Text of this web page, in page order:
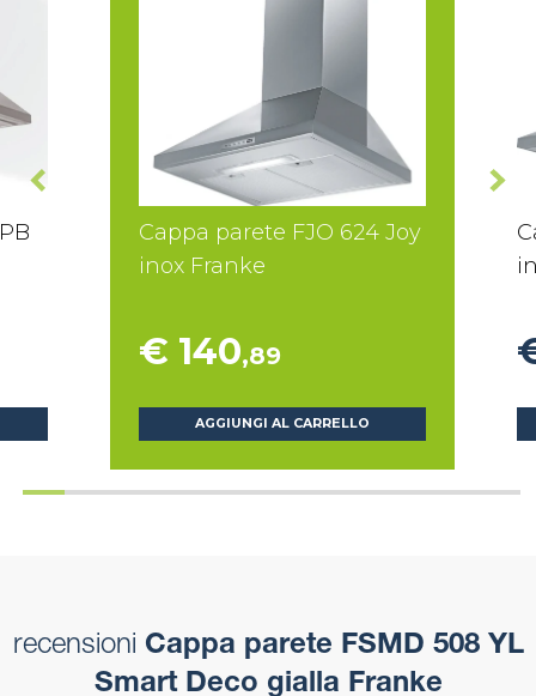
Cappa parete FJO 624 Joy
inox Franke
€ 140,89
AGGIUNGI AL CARRELLO
recensioni Cappa parete FSMD 508 YL
Smart Deco gialla Franke